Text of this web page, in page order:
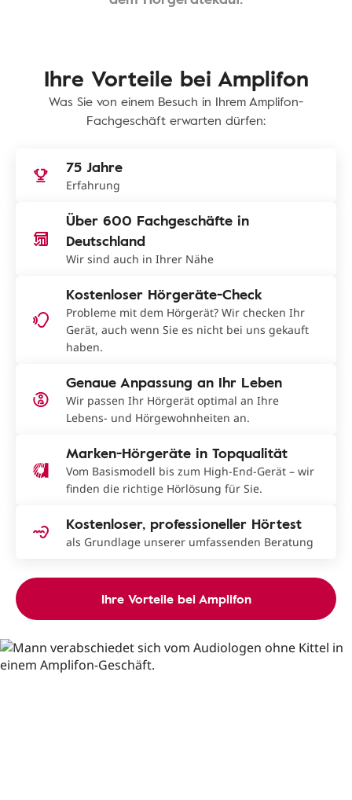
Ihre Vorteile bei Amplifon
Was Sie von einem Besuch in Ihrem Amplifon-
Fachgeschäft erwarten dürfen:
75 Jahre
Erfahrung
Über 600 Fachgeschäfte in
Deutschland
Wir sind auch in Ihrer Nähe
Kostenloser Hörgeräte-Check
Probleme mit dem Hörgerät? Wir checken Ihr
Gerät, auch wenn Sie es nicht bei uns gekauft
haben.
Genaue Anpassung an Ihr Leben
Wir passen Ihr Hörgerät optimal an Ihre
Lebens- und Hörgewohnheiten an.
Marken-Hörgeräte in Topqualität
Vom Basismodell bis zum High-End-Gerät – wir
finden die richtige Hörlösung für Sie.
Kostenloser, professioneller Hörtest
als Grundlage unserer umfassenden Beratung
Ihre Vorteile bei Amplifon